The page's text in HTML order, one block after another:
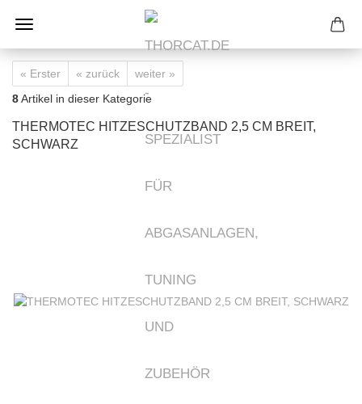
« Erster « zurück
weiter »
8Artikel in dieser Kategorie
THERMOTEC HITZESCHUTZBAND 2,5 CM BREIT,
SCHWARZ